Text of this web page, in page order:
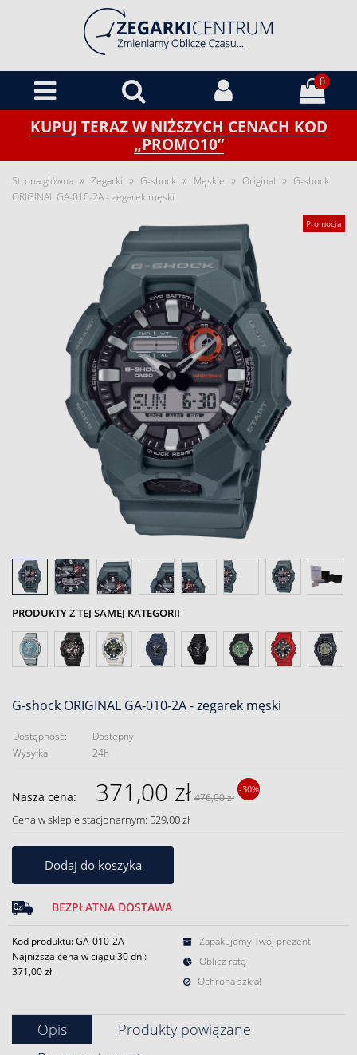
0
KUPUJ TERAZ W NIŻSZYCH CENACH KOD
„PROMO10”
Strona główna » Zegarki » G-shock » Męskie » Original » G-shock
ORIGINAL GA-010-2A - zegarek męski
Promocja
PRODUKTY Z TEJ SAMEJ KATEGORII
G-shock ORIGINAL GA-010-2A - zegarek męski
Dostępność:
Dostępny
Wysyłka
24h
Nasza cena: 371,00 zł 476,00 zł
-30%
Cena w sklepie stacjonarnym: 529,00 zł
Dodaj do koszyka
BEZPŁATNA DOSTAWA
Kod produktu: GA-010-2A
Najniższa cena w ciągu 30 dni:
371,00 zł
Zapakujemy Twój prezent
Oblicz ratę
Ochrona szkła!
Opis
Produkty powiązane